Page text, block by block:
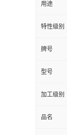
用途
特性级别
牌号
型号
加工级别
品名